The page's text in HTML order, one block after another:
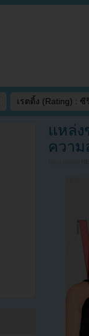
เรตติ้ง (Rating) : ซี
แหล่ง
ควา